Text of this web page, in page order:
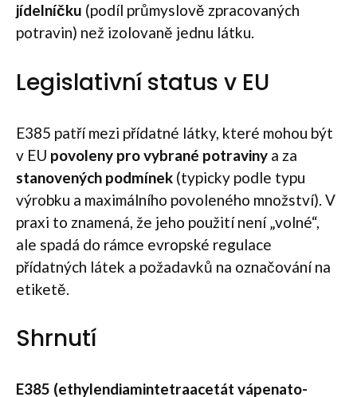
jídelníčku (podíl průmyslově zpracovaných
potravin) než izolovaně jednu látku.
Legislativní status v EU
E385 patří mezi přídatné látky, které mohou být
v EU povoleny pro vybrané potraviny a za
stanovených podmínek (typicky podle typu
výrobku a maximálního povoleného množství). V
praxi to znamená, že jeho použití není „volné“,
ale spadá do rámce evropské regulace
přídatných látek a požadavků na označování na
etiketě.
Shrnutí
E385 (ethylendiamintetraacetát vápenato-